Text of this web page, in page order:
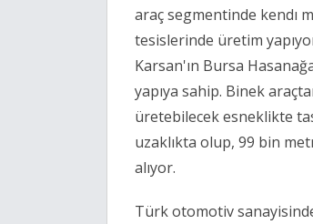
araç segmentinde kendı
tesislerinde üretim
Karsan'ın Bursa
yapıya sahip. Binek
üretebilecek esneklikte
uzaklıkta olup, 99 bin
alıyor.
Türk otomotiv